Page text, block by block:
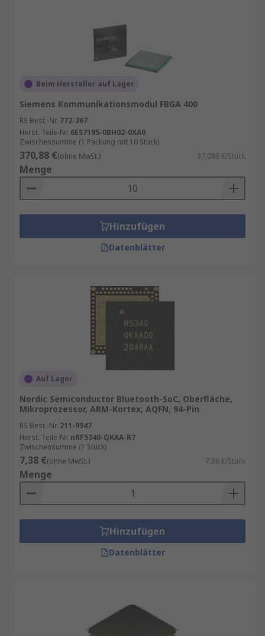
Beim Hersteller auf Lager
Siemens Kommunikationsmodul FBGA 400
RS Best.-Nr. 772-267
Herst. Teile-Nr. 6ES7195-0BH02-0XA0
Zwischensumme (1 Packung mit 10 Stück)
370,88 €(ohne MwSt.) 37,088 €/Stück
Menge
Hinzufügen
Datenblätter
Auf Lager
Nordic Semiconductor Bluetooth-SoC, Oberfläche,
Mikroprozessor, ARM-Kortex, AQFN, 94-Pin
RS Best.-Nr. 211-9947
Herst. Teile-Nr. nRF5340-QKAA-R7
Zwischensumme (1 Stück)
7,38 €(ohne MwSt.) 7,38 €/Stück
Menge
Hinzufügen
Datenblätter